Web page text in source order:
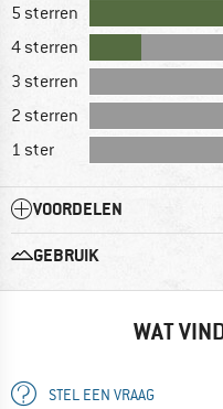
5 sterren
4 sterren
3 sterren
2 sterren
1 ster
VOORDELEN
GEBRUIK
WAT
STEL EEN VRAAG